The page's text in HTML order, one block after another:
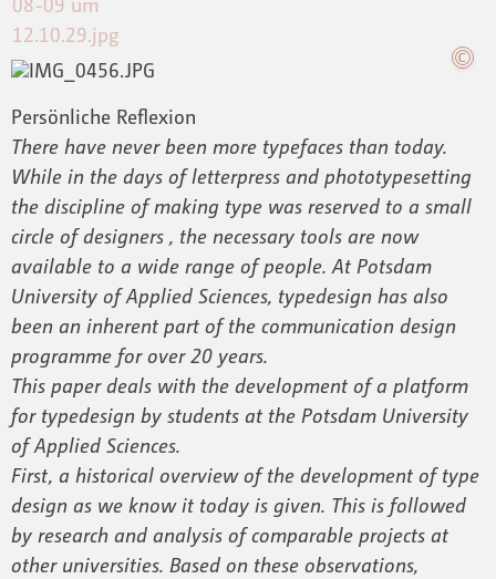
Persönliche Reflexion
There have never been more typefaces than today.
While in the days of letterpress and phototypesetting
the discipline of making type was reserved to a small
circle of designers , the necessary tools are now
available to a wide range of people. At Potsdam
University of Applied Sciences, typedesign has also
been an inherent part of the communication design
programme for over 20 years.
This paper deals with the development of a platform
for typedesign by students at the Potsdam University
of Applied Sciences.
First, a historical overview of the development of type
design as we know it today is given. This is followed
by research and analysis of comparable projects at
other universities. Based on these observations,